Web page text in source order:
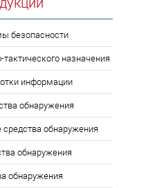
безопасности
назначения
информации
обнаружения
обнаружения
обнаружения
обнаружения